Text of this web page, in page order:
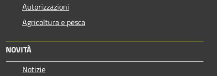
Autorizzazioni
Agricoltura e pesca
NOVITÀ
Notizie